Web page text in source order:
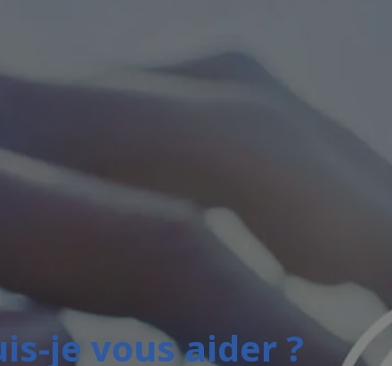
je vous aider ?